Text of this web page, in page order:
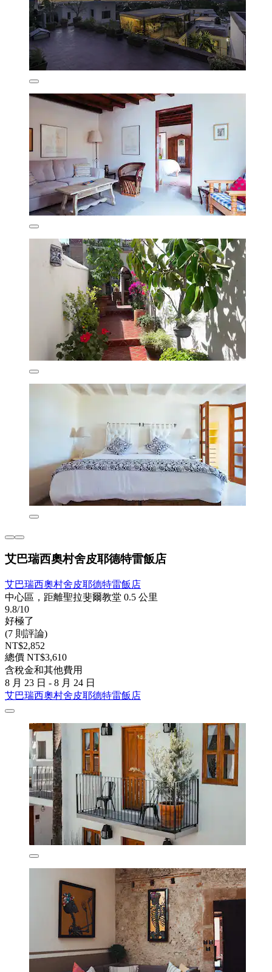
艾巴瑞西奧村舍皮耶德特雷飯店
艾巴瑞西奧村舍皮耶德特雷飯店
中心區，距離聖拉斐爾教堂 0.5 公里
9.8/10
好極了
(7 則評論)
NT$2,852
總價 NT$3,610
含稅金和其他費用
8 月 23 日 - 8 月 24 日
艾巴瑞西奧村舍皮耶德特雷飯店